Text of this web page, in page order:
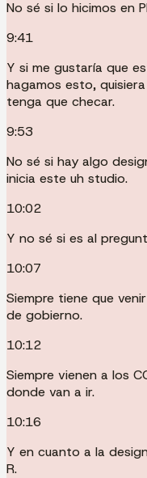
No sé si lo hicimos en
9:41
Y si me gustaría que
hagamos esto,
tenga que checar.
9:53
No sé si hay algo
inicia este uh studio.
10:02
Y no sé si es al
10:07
Siempre tiene que
de gobierno.
10:12
Siempre vienen a los
donde van a ir.
10:16
Y en cuanto a la
R.